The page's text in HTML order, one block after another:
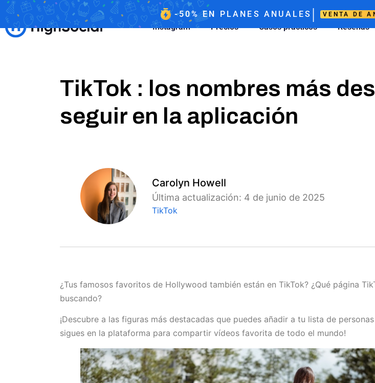
-50%EN PLANES ANUALES | VENTA DE
Instagram Precios Casos prácticos Reseñas
TikTok : los nombres más
seguir en la aplicación
Carolyn Howell
Última actualización: 4 de junio de 2025
TikTok
¿Tus famosos favoritos de Hollywood también están en TikTok? ¿Qué página
buscando?
¡Descubre a las figuras más destacadas que puedes añadir a tu lista de
sigues en la plataforma para compartir vídeos favorita de todo el mundo!